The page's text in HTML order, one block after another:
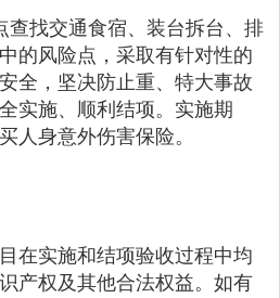
查找交通食宿、装台拆台、排
的风险点，采取有针对性的
全，坚决防止重、特大事故
实施、顺利结项。实施期
人身意外伤害保险。
在实施和结项验收过程中均
产权及其他合法权益。如有